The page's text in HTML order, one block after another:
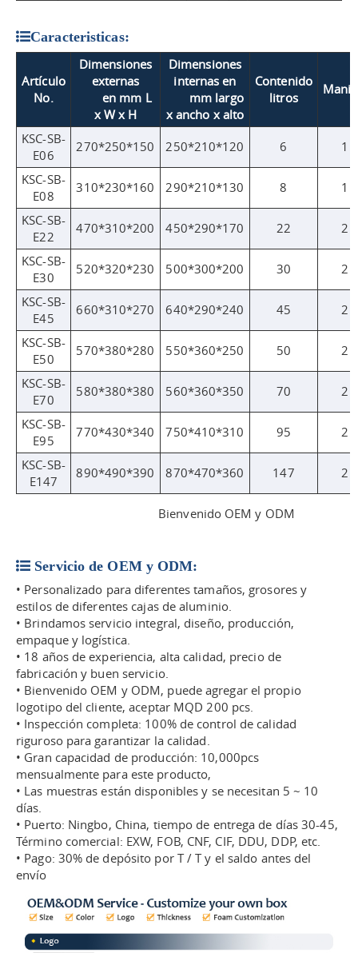
Caracteristicas:
Artículo
No.
Dimensiones
externas
en mm L
x W x H
Dimensiones
internas en
mm largo
x ancho x alto
Contenido
litros
KSC-SB-
E06
270*250*150 250*210*120 6 1
KSC-SB-
E08
310*230*160 290*210*130 8 1
KSC-SB-
E22
470*310*200 450*290*170 22 2
KSC-SB-
E30
520*320*230 500*300*200 30 2
KSC-SB-
E45
660*310*270 640*290*240 45 2
KSC-SB-
E50
570*380*280 550*360*250 50 2
KSC-SB-
E70
580*380*380 560*360*350 70 2
KSC-SB-
E95
770*430*340 750*410*310 95 2
KSC-SB-
E147
890*490*390 870*470*360 147 2
Bienvenido OEM y ODM
Servicio de OEM y ODM:
• Personalizado para diferentes tamaños, grosores y
estilos de diferentes cajas de aluminio.
• Brindamos servicio integral, diseño, producción,
empaque y logística.
• 18 años de experiencia, alta calidad, precio de
fabricación y buen servicio.
• Bienvenido OEM y ODM, puede agregar el propio
logotipo del cliente, aceptar MQD 200 pcs.
• Inspección completa: 100% de control de calidad
riguroso para garantizar la calidad.
• Gran capacidad de producción: 10,000pcs
mensualmente para este producto,
• Las muestras están disponibles y se necesitan 5 ~ 10
días.
• Puerto: Ningbo, China, tiempo de entrega de días 30-45,
Término comercial: EXW, FOB, CNF, CIF, DDU, DDP, etc.
• Pago: 30% de depósito por T / T y el saldo antes del
envío